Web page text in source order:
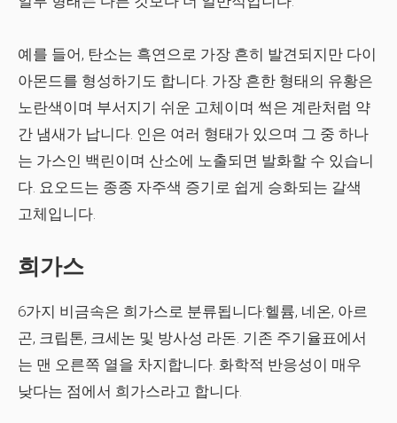
예를 들어, 탄소는 흑연으로 가장 흔히 발견되지만 다이
아몬드를 형성하기도 합니다. 가장 흔한 형태의 유황은
노란색이며 부서지기 쉬운 고체이며 썩은 계란처럼 약
간 냄새가 납니다. 인은 여러 형태가 있으며 그 중 하나
는 가스인 백린이며 산소에 노출되면 발화할 수 있습니
다. 요오드는 종종 자주색 증기로 쉽게 승화되는 갈색
고체입니다.
희가스
6가지 비금속은 희가스로 분류됩니다:헬륨, 네온, 아르
곤, 크립톤, 크세논 및 방사성 라돈. 기존 주기율표에서
는 맨 오른쪽 열을 차지합니다. 화학적 반응성이 매우
낮다는 점에서 희가스라고 합니다.